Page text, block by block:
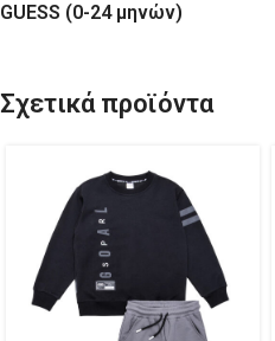
GUESS (0-24 μηνών)
Σχετικά προϊόντα